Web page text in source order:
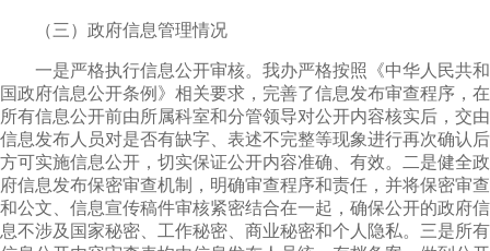
（三）政府信息管理情况
一是严格执行信息公开审核。我办严格按照《中华人民共和
国政府信息公开条例》相关要求，完善了信息发布审查程序，在
所有信息公开前由所属科室和分管领导对公开内容核实后，交由
信息发布人员对是否有缺字、表述不完整等现象进行再次确认后
方可实施信息公开，切实保证公开内容准确、有效。二是健全政
府信息发布保密审查机制，明确审查程序和责任，并将保密审查
和公文、信息宣传稿件审核紧密结合在一起，确保公开的政府信
息不涉及国家秘密、工作秘密、商业秘密和个人隐私。三是所有